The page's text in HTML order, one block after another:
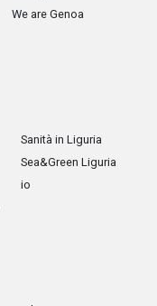
We are Genoa
Sanità in Liguria
Sea&Green Liguria
io